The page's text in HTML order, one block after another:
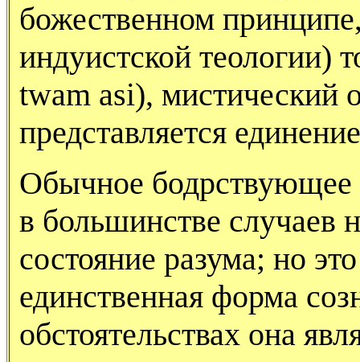
божественном
индуистской теологии)
twam asi), мистический
представляется
Обычное бодрствующее
в большинстве случаев
состояние разума; но
единственная форма
обстоятельствах она